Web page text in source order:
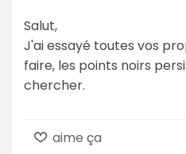
Salut,
J'ai essayé toutes vos
faire, les points noirs
chercher.
aime ça